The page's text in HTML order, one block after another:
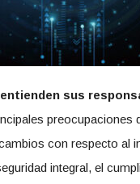
sus
preocupaciones
con respecto al
integral, el